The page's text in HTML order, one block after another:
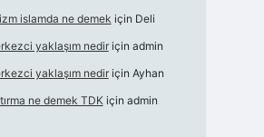
islamda ne demek için Deli
yaklaşım nediriçin admin
yaklaşım nediriçin Ayhan
ne demek TDKiçin admin